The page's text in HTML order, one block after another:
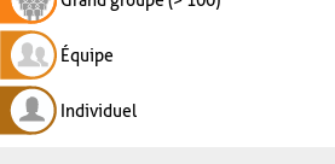
Équipe
Individuel